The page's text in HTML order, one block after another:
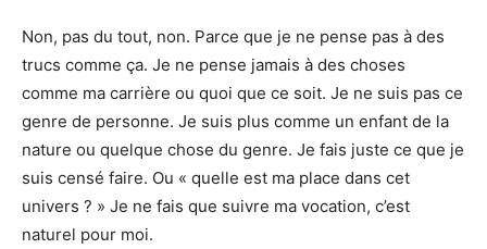
Non, pas du tout, non. Parce que je ne pense pas à des
trucs comme ça. Je ne pense jamais à des choses
comme ma carrière ou quoi que ce soit. Je ne suis pas ce
genre de personne. Je suis plus comme un enfant de la
nature ou quelque chose du genre. Je fais juste ce que je
suis censé faire. Ou « quelle est ma place dans cet
univers ? » Je ne fais que suivre ma vocation, c’est
naturel pour moi.